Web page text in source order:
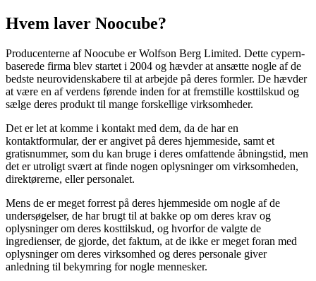
Hvem laver Noocube?
Producenterne af Noocube er Wolfson Berg Limited. Dette cypern-
baserede firma blev startet i 2004 og hævder at ansætte nogle af de
bedste neurovidenskabere til at arbejde på deres formler. De hævder
at være en af ​​verdens førende inden for at fremstille kosttilskud og
sælge deres produkt til mange forskellige virksomheder.
Det er let at komme i kontakt med dem, da de har en
kontaktformular, der er angivet på deres hjemmeside, samt et
gratisnummer, som du kan bruge i deres omfattende åbningstid, men
det er utroligt svært at finde nogen oplysninger om virksomheden,
direktørerne, eller personalet.
Mens de er meget forrest på deres hjemmeside om nogle af de
undersøgelser, de har brugt til at bakke op om deres krav og
oplysninger om deres kosttilskud, og hvorfor de valgte de
ingredienser, de gjorde, det faktum, at de ikke er meget foran med
oplysninger om deres virksomhed og deres personale giver
anledning til bekymring for nogle mennesker.